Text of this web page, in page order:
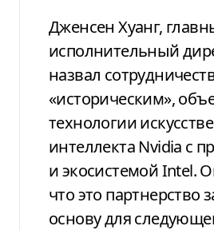
Дженсен Хуанг,
исполнительный
назвал
«историческим»,
технологии
интеллекта Nvidia с
и экосистемой Intel.
что это партнерство
основу для